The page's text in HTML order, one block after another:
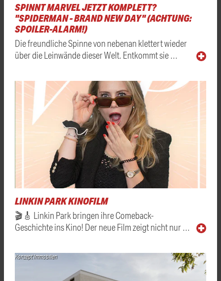
SPINNT MARVEL JETZT KOMPLETT?
"SPIDERMAN - BRAND NEW DAY" (ACHTUNG:
SPOILER-ALARM!)
Die freundliche Spinne von nebenan klettert wieder
über die Leinwände dieser Welt. Entkommt sie …
LINKIN PARK KINOFILM
🎬🎸 Linkin Park bringen ihre Comeback-
Geschichte ins Kino! Der neue Film zeigt nicht nur …
Konzept Immobilien